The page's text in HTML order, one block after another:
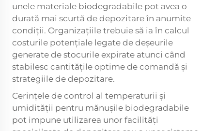
unele materiale biodegradabile pot avea o
durată mai scurtă de depozitare în anumite
condiții. Organizațiile trebuie să ia în calcul
costurile potențiale legate de deșeurile
generate de stocurile expirate atunci când
stabilesc cantitățile optime de comandă și
strategiile de depozitare.
Cerințele de control al temperaturii și
umidității pentru mănușile biodegradabile
pot impune utilizarea unor facilități